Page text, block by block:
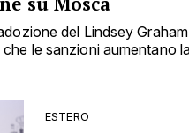
del Lindsey
le sanzioni aumentano
ESTERO